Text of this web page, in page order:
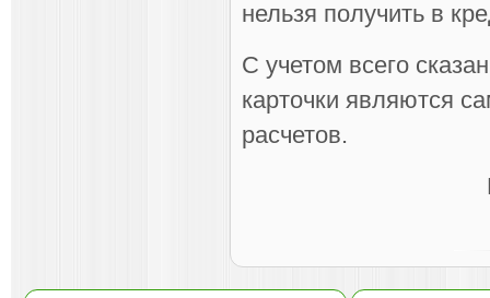
нельзя получить в
С учетом всего
карточки являются
расчетов.